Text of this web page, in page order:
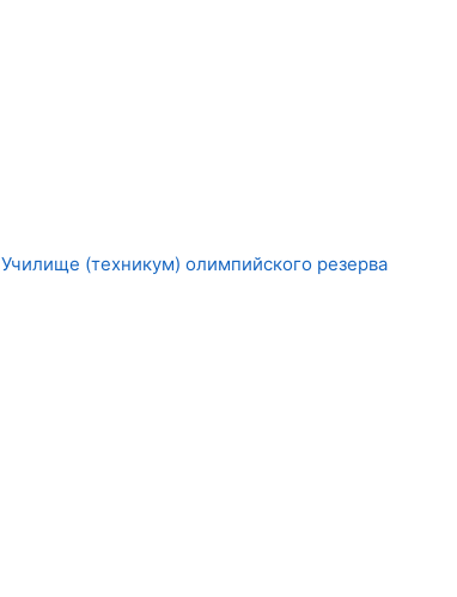
Училище (техникум) олимпийского резерва